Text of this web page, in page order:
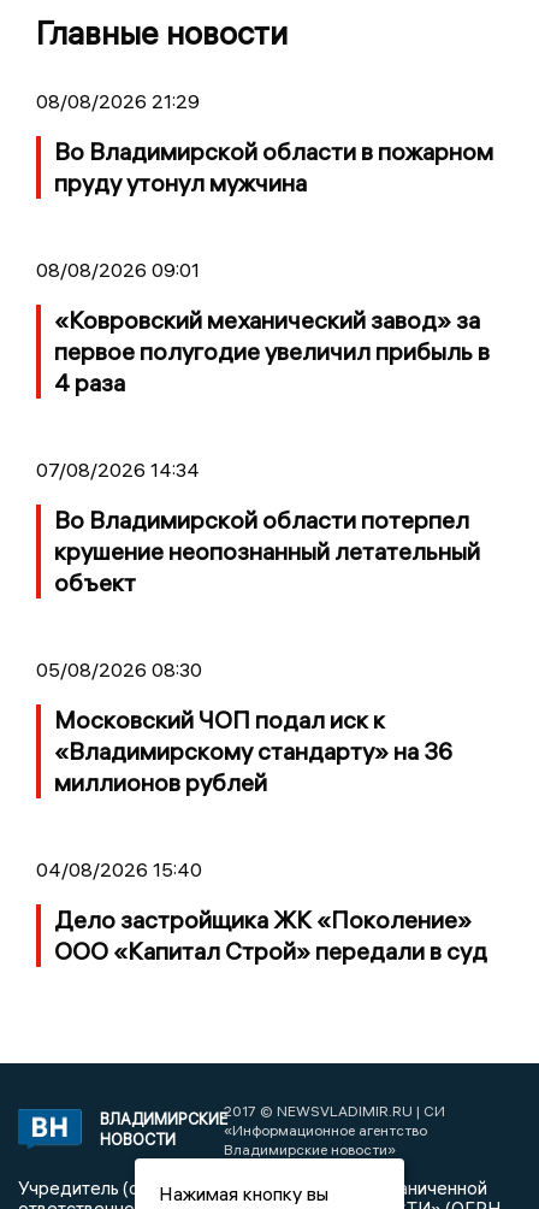
Главные новости
08/08/2026 21:29
Во Владимирской области в пожарном
пруду утонул мужчина
08/08/2026 09:01
«Ковровский механический завод» за
первое полугодие увеличил прибыль в
4 раза
07/08/2026 14:34
Во Владимирской области потерпел
крушение неопознанный летательный
объект
05/08/2026 08:30
Московский ЧОП подал иск к
«Владимирскому стандарту» на 36
миллионов рублей
04/08/2026 15:40
Дело застройщика ЖК «Поколение»
ООО «Капитал Строй» передали в суд
ВЛАДИМИРСКИЕ
НОВОСТИ
2017 © NEWSVLADIMIR.RU | СИ
«Информационное агентство
Владимирские новости»
Учредитель (соучредители): Общество с ограниченной
Нажимая кнопку вы